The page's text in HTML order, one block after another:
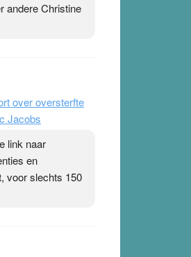
andere Christine
over oversterfte
Jacobs
link naar
en
voor slechts 150